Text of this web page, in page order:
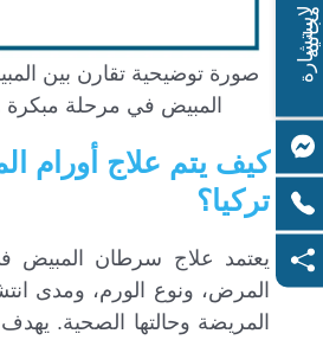
صورة توضيحية تقارن بين
المبيض في مرحلة مبكرة
كيف يتم علاج أورام
تركيا؟
يعتمد علاج سرطان المبيض
المرض، ونوع الورم، ومدى
المريضة وحالتها الصحية. يهدف
ل
ا
س
ت
ش
ا
ر
ة
م
ج
ا
ن
ي
ة